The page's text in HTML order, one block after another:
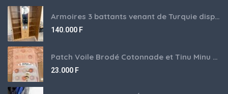
Armoires 3 battants venant de Turquie disponibles
140.000 F
Patch Voile Brodé Cotonnade et Tinu Minu de l’Inde ???????? ????
23.000 F